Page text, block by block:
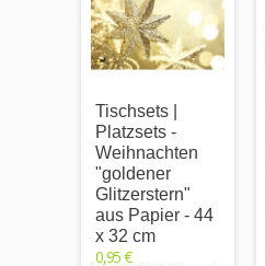
Tischsets |
Platzsets -
Weihnachten
"goldener
Glitzerstern"
aus Papier - 44
x 32 cm
0,95 €